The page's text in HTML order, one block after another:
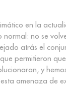
en la
normal: no se
atrás el
permitieron
y
amenaza de